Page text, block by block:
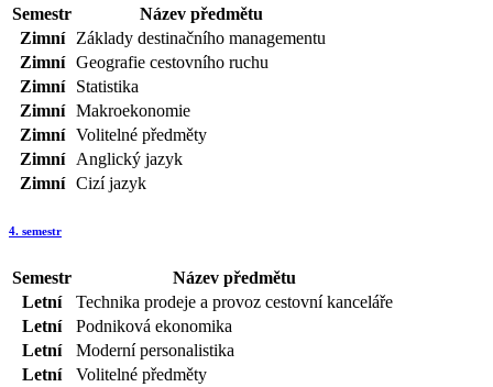
Semestr
Název předmětu
Zimní
Základy destinačního managementu
Zimní
Geografie cestovního ruchu
Zimní
Statistika
Zimní
Makroekonomie
Zimní
Volitelné předměty
Zimní
Anglický jazyk
Zimní
Cizí jazyk
4. semestr
Semestr
Název předmětu
Letní
Technika prodeje a provoz cestovní kanceláře
Letní
Podniková ekonomika
Letní
Moderní personalistika
Letní
Volitelné předměty